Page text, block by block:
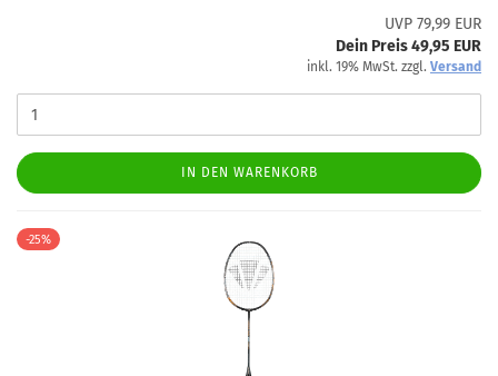
UVP 79,99 EUR
Dein Preis 49,95 EUR
inkl. 19% MwSt. zzgl. Versand
IN DEN WARENKORB
-25%